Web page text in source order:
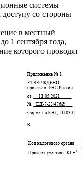
системы
доступу со стороны
в местный
1 сентября года,
которого проводят